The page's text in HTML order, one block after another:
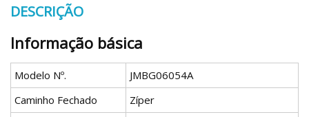
DESCRIÇÃO
Informação básica
Modelo Nº.
JMBG06054A
Caminho Fechado
Zíper